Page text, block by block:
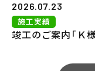
2026.07.23
施工実績
竣工のご案内「Ｋ様